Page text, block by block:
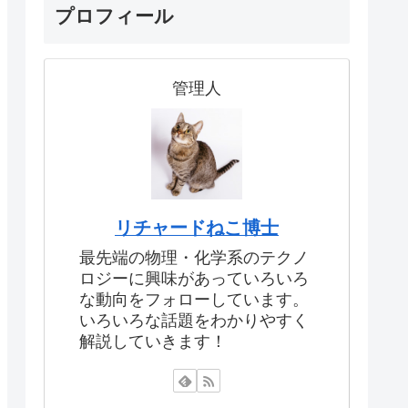
プロフィール
管理人
リチャードねこ博士
最先端の物理・化学系のテクノ
ロジーに興味があっていろいろ
な動向をフォローしています。
いろいろな話題をわかりやすく
解説していきます！